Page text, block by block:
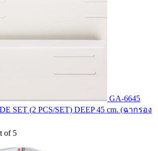
GA-6645
SET (2 PCS/SET) DEEP 45 cm. (ฉากรอง
of 5